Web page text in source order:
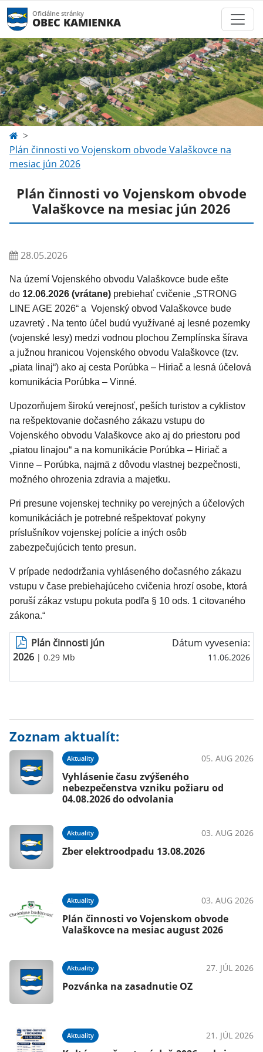
Oficiálne stránky
OBEC KAMIENKA
Plán činnosti vo Vojenskom obvode Valaškovce na
mesiac jún 2026
Plán činnosti vo Vojenskom obvode
Valaškovce na mesiac jún 2026
28.05.2026
Na území Vojenského obvodu Valaškovce bude ešte
do 12.06.2026 (vrátane) prebiehať cvičenie „STRONG
LINE AGE 2026“ a Vojenský obvod Valaškovce bude
uzavretý . Na tento účel budú využívané aj lesné pozemky
(vojenské lesy) medzi vodnou plochou Zemplínska šírava
a južnou hranicou Vojenského obvodu Valaškovce (tzv.
„piata linaj“) ako aj cesta Porúbka – Hiriač a lesná účelová
komunikácia Porúbka – Vinné.
Upozorňujem širokú verejnosť, peších turistov a cyklistov
na rešpektovanie dočasného zákazu vstupu do
Vojenského obvodu Valaškovce ako aj do priestoru pod
„piatou linajou“ a na komunikácie Porúbka – Hiriač a
Vinne – Porúbka, najmä z dôvodu vlastnej bezpečnosti,
možného ohrozenia zdravia a majetku.
Pri presune vojenskej techniky po verejných a účelových
komunikáciách je potrebné rešpektovať pokyny
príslušníkov vojenskej polície a iných osôb
zabezpečujúcich tento presun.
V prípade nedodržania vyhláseného dočasného zákazu
vstupu v čase prebiehajúceho cvičenia hrozí osobe, ktorá
poruší zákaz vstupu pokuta podľa § 10 ods. 1 citovaného
zákona.“
Plán činnosti jún
2026 | 0.29 Mb
Dátum vyvesenia:
11.06.2026
Zoznam aktualít:
Aktuality 05. AUG 2026
Vyhlásenie času zvýšeného
nebezpečenstva vzniku požiaru od
04.08.2026 do odvolania
Aktuality 03. AUG 2026
Zber elektroodpadu 13.08.2026
Aktuality 03. AUG 2026
Plán činnosti vo Vojenskom obvode
Valaškovce na mesiac august 2026
Aktuality 27. JÚL 2026
Pozvánka na zasadnutie OZ
Aktuality 21. JÚL 2026